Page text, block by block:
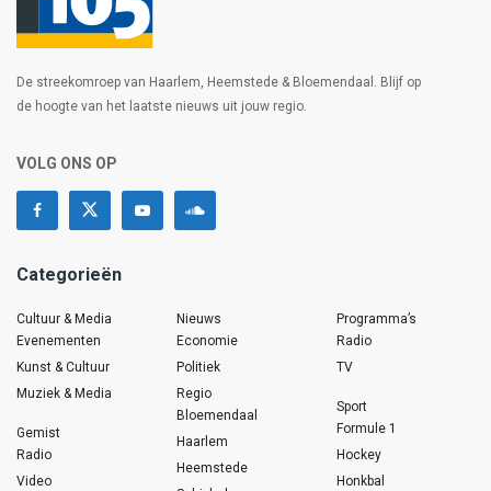
De streekomroep van Haarlem, Heemstede & Bloemendaal. Blijf op
de hoogte van het laatste nieuws uit jouw regio.
VOLG ONS OP
Categorieën
Cultuur & Media
Evenementen
Kunst & Cultuur
Muziek & Media
Gemist
Radio
Video
Nieuws
Economie
Politiek
Regio
Bloemendaal
Haarlem
Heemstede
Programma’s
Radio
TV
Sport
Formule 1
Hockey
Honkbal